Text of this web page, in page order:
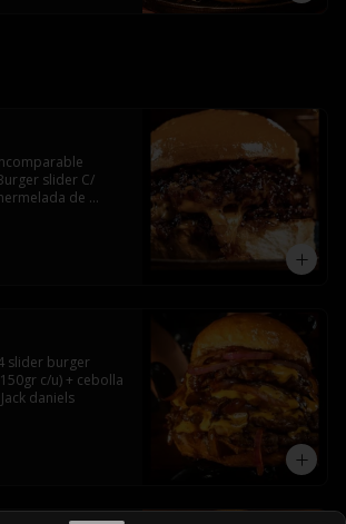
slider C/
de
slider burger
c/u) + cebolla
daniels